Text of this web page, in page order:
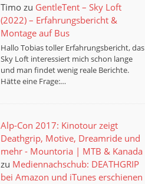
Timozu GentleTent – Sky Loft
(2022) – Erfahrungsbericht &
Montage auf Bus
Hallo Tobias toller Erfahrungsbericht, das
Sky Loft interessiert mich schon lange
und man findet wenig reale Berichte.
Hätte eine Frage:…
Alp-Con 2017: Kinotour zeigt
Deathgrip, Motive, Dreamride und
mehr - Mountoria | MTB & Kanada
zu Mediennachschub: DEATHGRIP
bei Amazon und iTunes erschienen